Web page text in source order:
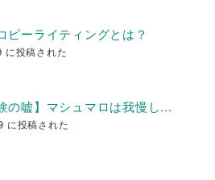
ピーライティングとは？
投稿された
の嘘】マシュマロは我慢し...
投稿された